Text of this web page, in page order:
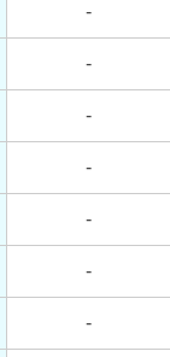
-
-
-
-
-
-
-